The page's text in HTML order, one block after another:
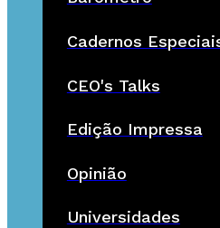
Cadernos
CEO's Talks
Edição Impressa
Opinião
Universidades